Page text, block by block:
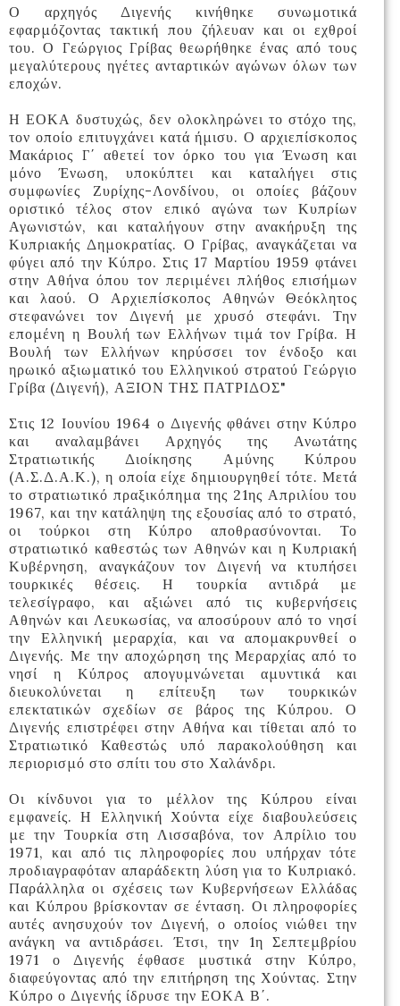
Ο αρχηγός Διγενής κινήθηκε συνωμοτικά
εφαρμόζοντας τακτική που ζήλευαν και οι εχθροί
του. Ο Γεώργιος Γρίβας θεωρήθηκε ένας από τους
μεγαλύτερους ηγέτες ανταρτικών αγώνων όλων των
εποχών.
Η ΕΟΚΑ δυστυχώς, δεν ολοκληρώνει το στόχο της,
τον οποίο επιτυγχάνει κατά ήμισυ. Ο αρχιεπίσκοπος
Μακάριος Γ΄ αθετεί τον όρκο του για Ένωση και
μόνο Ένωση, υποκύπτει και καταλήγει στις
συμφωνίες Ζυρίχης-Λονδίνου, οι οποίες βάζουν
οριστικό τέλος στον επικό αγώνα των Κυπρίων
Αγωνιστών, και καταλήγουν στην ανακήρυξη της
Κυπριακής Δημοκρατίας. Ο Γρίβας, αναγκάζεται να
φύγει από την Κύπρο. Στις 17 Μαρτίου 1959 φτάνει
στην Αθήνα όπου τον περιμένει πλήθος επισήμων
και λαού. Ο Αρχιεπίσκοπος Αθηνών Θεόκλητος
στεφανώνει τον Διγενή με χρυσό στεφάνι. Την
επομένη η Βουλή των Ελλήνων τιμά τον Γρίβα. Η
Βουλή των Ελλήνων κηρύσσει τον ένδοξο και
ηρωικό αξιωματικό του Ελληνικού στρατού Γεώργιο
Γρίβα (Διγενή), ΑΞΙΟΝ ΤΗΣ ΠΑΤΡΙΔΟΣ"
Στις 12 Ιουνίου 1964 ο Διγενής φθάνει στην Κύπρο
και αναλαμβάνει Αρχηγός της Ανωτάτης
Στρατιωτικής Διοίκησης Αμύνης Κύπρου
(Α.Σ.Δ.Α.Κ.), η οποία είχε δημιουργηθεί τότε. Μετά
το στρατιωτικό πραξικόπημα της 21ης Απριλίου του
1967, και την κατάληψη της εξουσίας από το στρατό,
οι τούρκοι στη Κύπρο αποθρασύνονται. Το
στρατιωτικό καθεστώς των Αθηνών και η Κυπριακή
Κυβέρνηση, αναγκάζουν τον Διγενή να κτυπήσει
τουρκικές θέσεις. Η τουρκία αντιδρά με
τελεσίγραφο, και αξιώνει από τις κυβερνήσεις
Αθηνών και Λευκωσίας, να αποσύρουν από το νησί
την Ελληνική μεραρχία, και να απομακρυνθεί ο
Διγενής. Με την αποχώρηση της Μεραρχίας από το
νησί η Κύπρος απογυμνώνεται αμυντικά και
διευκολύνεται η επίτευξη των τουρκικών
επεκτατικών σχεδίων σε βάρος της Κύπρου. Ο
Διγενής επιστρέφει στην Αθήνα και τίθεται από το
Στρατιωτικό Καθεστώς υπό παρακολούθηση και
περιορισμό στο σπίτι του στο Χαλάνδρι.
Οι κίνδυνοι για το μέλλον της Κύπρου είναι
εμφανείς. Η Ελληνική Χούντα είχε διαβουλεύσεις
με την Τουρκία στη Λισσαβόνα, τον Απρίλιο του
1971, και από τις πληροφορίες που υπήρχαν τότε
προδιαγραφόταν απαράδεκτη λύση για το Κυπριακό.
Παράλληλα οι σχέσεις των Κυβερνήσεων Ελλάδας
και Κύπρου βρίσκονταν σε ένταση. Οι πληροφορίες
αυτές ανησυχούν τον Διγενή, ο οποίος νιώθει την
ανάγκη να αντιδράσει. Έτσι, την 1η Σεπτεμβρίου
1971 ο Διγενής έφθασε μυστικά στην Κύπρο,
διαφεύγοντας από την επιτήρηση της Χούντας. Στην
Κύπρο ο Διγενής ίδρυσε την ΕΟΚΑ Β΄.